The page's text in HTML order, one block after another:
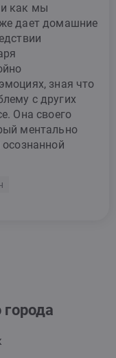
и как мы
дает домашние
зная что
с других
Она своего
ментально